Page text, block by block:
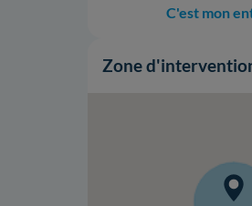
C'est mon
Zone